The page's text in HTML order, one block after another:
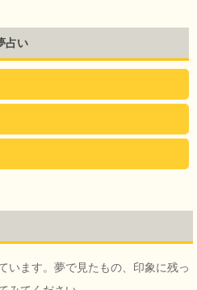
占い
います。夢で見たもの、印象に残っ